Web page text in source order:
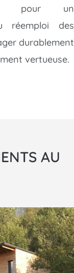
pour un
réemploi des
durablement
vertueuse.
AU